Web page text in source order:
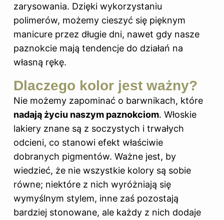
zarysowania. Dzięki wykorzystaniu
polimerów, możemy cieszyć się pięknym
manicure przez długie dni, nawet gdy nasze
paznokcie mają tendencje do działań na
własną rękę.
Dlaczego kolor jest ważny?
Nie możemy zapominać o barwnikach, które
nadają życiu naszym paznokciom. Włoskie
lakiery znane są z soczystych i trwałych
odcieni, co stanowi efekt właściwie
dobranych pigmentów. Ważne jest, by
wiedzieć, że nie wszystkie kolory są sobie
równe; niektóre z nich wyróżniają się
wymyślnym stylem, inne zaś pozostają
bardziej stonowane, ale każdy z nich dodaje